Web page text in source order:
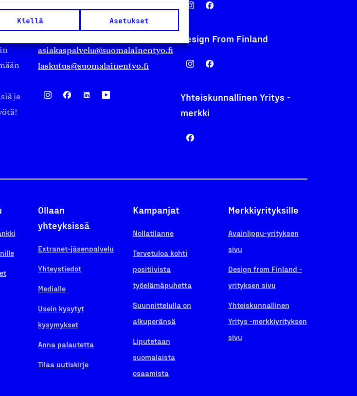
Kiellä Asetukset
ja
00130 Helsinki
asiakaspalvelu@suomalainentyo.fi
laskutus@suomalainentyo.fi
Design From Finland
Yhteiskunnallinen Yritys -
merkki
Ollaan
yhteyksissä
Extranet-jäsenpalvelu
Yhteystiedot
Medialle
Usein kysytyt
kysymykset
Anna palautetta
Tilaa uutiskirje
Kampanjat
Nollatilanne
Tervetuloa kohti
positiivista
työelämäpuhetta
Suunnittelulla on
alkuperänsä
Liputetaan
suomalaista
osaamista
Merkkiyrityksille
Avainlippu-yrityksen
sivu
Design from Finland -
yrityksen sivu
Yhteiskunnallinen
Yritys -merkkiyrityksen
sivu